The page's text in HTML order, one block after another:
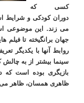
کسی که
دوران کودکی و شرایط
می زند. این موضوعی
جهان برانگیخته تا فیلم
روابط آنها با یکدیگر
سینما بیشتر از به
بازیگری بوده است
ظاهری همسان، ظاهر